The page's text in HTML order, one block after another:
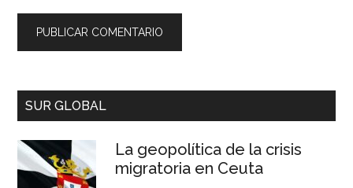
SUR GLOBAL
La geopolítica de la crisis
migratoria en Ceuta